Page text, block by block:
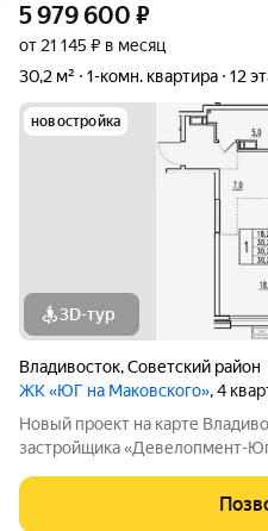
5 979 600 ₽
от 21 145 ₽ в месяц
30,2 м²
1-комн. квартира 12
новостройка
3D-тур
Владивосток,Советский район
ЖК «ЮГ на Маковского», 4
Новый проект на карте
застройщика «Девелопмент-
массива, двор с прогулочным
площадкой, спортивными